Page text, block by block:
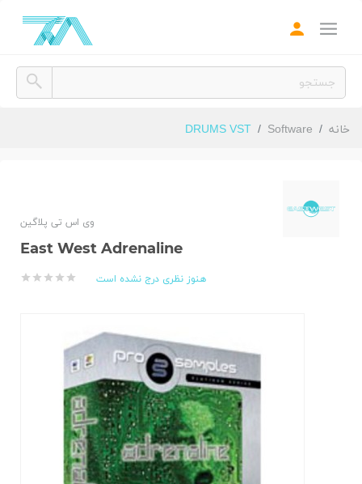
وی اس تی
خانه Software
DRUMS VST
وی اس تی پلاگین
East West Adrenaline
هنوز نظری درج نشده است